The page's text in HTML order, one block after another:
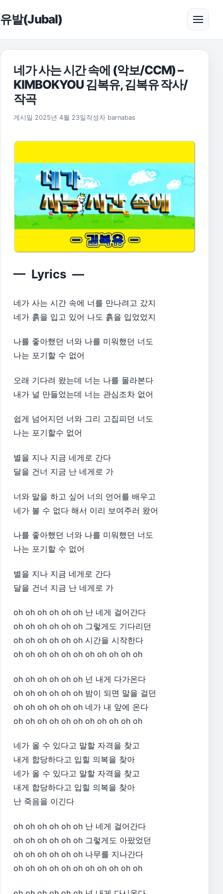
유발(Jubal) 메뉴
네가 사는 시간 속에 (악보/CCM) –
KIMBOKYOU 김복유, 김복유 작사/
작곡
게시일 2025년 4월 23일 2025년 11월 17일
작성자 barnabas
— Lyrics —
네가 사는 시간 속에 너를 만나려고 갔지
네가 흙을 입고 있어 나도 흙을 입었었지​
나를 좋아했던 너와 나를 미워했던 너도
나는 포기할 수 없어​
오래 기다려 왔는데 너는 나를 몰라본다
내가 널 만들었는데 너는 관심조차 없어​
쉽게 넘어지던 너와 그리 고집피던 너도
나는 포기할수 없어​
별을 지나 지금 네게로 간다
달을 건너 지금 난 네게로 가​
너와 말을 하고 싶어 너의 언어를 배우고
네가 볼 수 없다 해서 이리 보여주러 왔어​
나를 좋아했던 너와 나를 미워했던 너도
나는 포기할 수 없어​
별을 지나 지금 네게로 간다
달을 건너 지금 난 네게로 가​
oh oh oh oh oh oh 난 네게 걸어간다
oh oh oh oh oh oh 그렇게도 기다리던
oh oh oh oh oh oh 시간을 시작한다
oh oh oh oh oh oh oh oh oh oh oh
oh oh oh oh oh oh 넌 내게 다가온다
oh oh oh oh oh oh 밤이 되면 말을 걸던
oh oh oh oh oh oh 네가 내 앞에 온다
oh oh oh oh oh oh oh oh oh oh oh​
네가 올 수 있다고 말할 자격을 찾고
내게 합당하다고 입힐 의복을 찾아
네가 올 수 있다고 말할 자격을 찾고
내게 합당하다고 입힐 의복을 찾아
난 죽음을 이긴다​
oh oh oh oh oh oh 난 네게 걸어간다
oh oh oh oh oh oh 그렇게도 아팠었던
oh oh oh oh oh oh 나무를 지나간다
oh oh oh oh oh oh oh oh oh oh oh​